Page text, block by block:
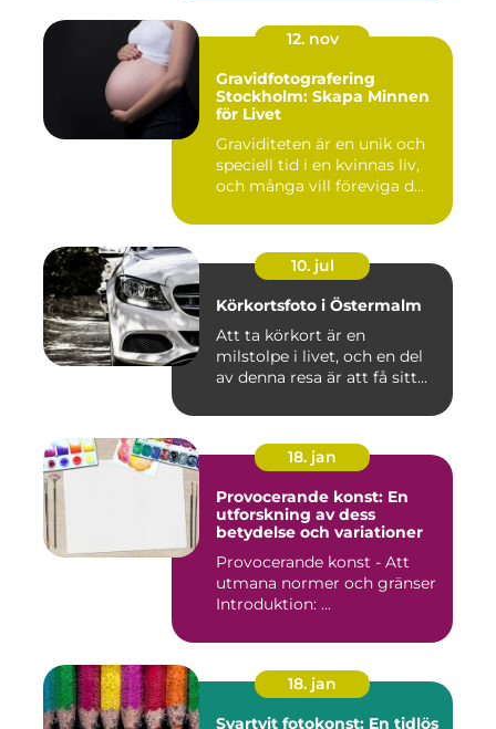
12. nov
Gravidfotografering
Stockholm: Skapa Minnen
för Livet
Graviditeten är en unik och
speciell tid i en kvinnas liv,
och många vill föreviga d...
10. jul
Körkortsfoto i Östermalm
Att ta körkort är en
milstolpe i livet, och en del
av denna resa är att få sitt...
18. jan
Provocerande konst: En
utforskning av dess
betydelse och variationer
Provocerande konst - Att
utmana normer och gränser
Introduktion: ...
18. jan
Svartvit fotokonst: En tidlös